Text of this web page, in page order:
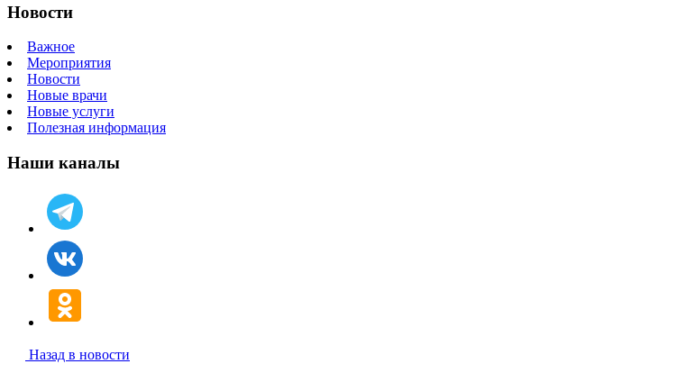
Новости
Важное
Мероприятия
Новости
Новые врачи
Новые услуги
Полезная информация
Наши каналы
Назад в новости